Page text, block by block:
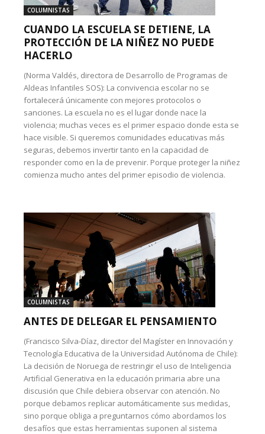
COLUMNISTAS
CUANDO LA ESCUELA SE DETIENE, LA
PROTECCIÓN DE LA NIÑEZ NO PUEDE
HACERLO
(Norma Valdés, directora de Desarrollo de Programas de
Aldeas Infantiles SOS): La convivencia escolar no se
fortalecerá únicamente con mejores protocolos o
sanciones. La escuela no es el lugar donde nace la
violencia; muchas veces es el primer espacio donde esta se
hace visible. Si queremos comunidades educativas más
seguras, debemos invertir tanto en la capacidad de
responder como en la de prevenir. Porque proteger la niñez
comienza mucho antes del primer episodio de violencia.
COLUMNISTAS
ANTES DE DELEGAR EL PENSAMIENTO
(Francisco Silva-Díaz, director del Magíster en Innovación y
Tecnología Educativa de la Universidad Autónoma de Chile):
La decisión de Noruega de restringir el uso de Inteligencia
Artificial Generativa en la educación primaria abre una
discusión que Chile debiera observar con atención. No
porque debamos replicar automáticamente sus medidas,
sino porque obliga a preguntarnos cómo abordamos los
desafíos que estas herramientas suponen al sistema